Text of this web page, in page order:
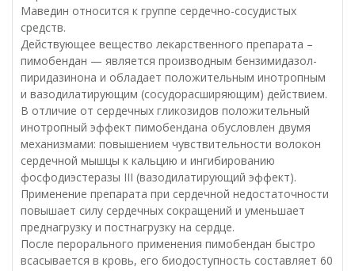
Маведин относится к группе сердечно-сосудистых
средств.
Действующее вещество лекарственного препарата –
пимобендан — является производным бензимидазол-
пиридазинона и обладает положительным инотропным
и вазодилатирующим (сосудорасширяющим) действием.
В отличие от сердечных гликозидов положительный
инотропный эффект пимобендана обусловлен двумя
механизмами: повышением чувствительности волокон
сердечной мышцы к кальцию и ингибированию
фосфодиэстеразы III (вазодилатирующий эффект).
Применение препарата при сердечной недостаточности
повышает силу сердечных сокращений и уменьшает
преднагрузку и постнагрузку на сердце.
После перорального применения пимобендан быстро
всасывается в кровь, его биодоступность составляет 60